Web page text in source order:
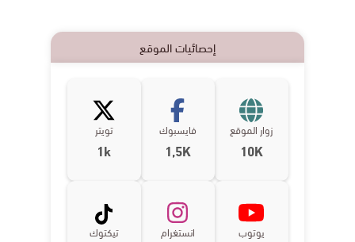
إحصائيات الموقع
زوار الموقع
10K
فايسبوك
1,5K
تويتر
1k
يوتوب انستغرام تيكتوك